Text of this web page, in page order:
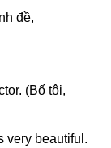
đề,
(Bố tôi,
very beautiful.